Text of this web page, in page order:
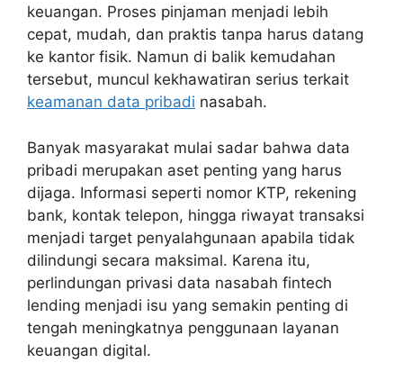
keuangan. Proses pinjaman menjadi lebih
cepat, mudah, dan praktis tanpa harus datang
ke kantor fisik. Namun di balik kemudahan
tersebut, muncul kekhawatiran serius terkait
keamanan data pribadi nasabah.
Banyak masyarakat mulai sadar bahwa data
pribadi merupakan aset penting yang harus
dijaga. Informasi seperti nomor KTP, rekening
bank, kontak telepon, hingga riwayat transaksi
menjadi target penyalahgunaan apabila tidak
dilindungi secara maksimal. Karena itu,
perlindungan privasi data nasabah fintech
lending menjadi isu yang semakin penting di
tengah meningkatnya penggunaan layanan
keuangan digital.